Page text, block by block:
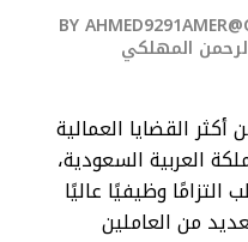
BY
المهلكي
القضايا العمالية
العربية السعودية،
وظيفيًا عاليًا
من العاملين